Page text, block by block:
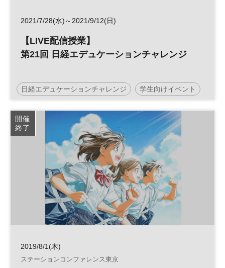
2021/7/28(水)～2021/9/12(日)
【LIVE配信授業】
第21回 日経エデュケーションチャレンジ
日経エデュケーションチャレンジ 学生向けイベント
経済 仕事 キャリア 社会 高校生
社会学習 夏休み キャリア教育 企業研究
自由研究 セミナー
開催
終了
2019/8/1(木)
ステーションコンファレンス東京